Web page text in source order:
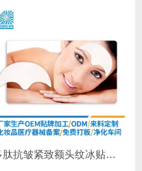
多肽抗皱紧致额头纹冰贴｜淡化抬头纹紧致显年轻